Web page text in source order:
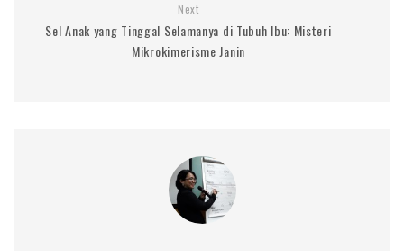
Next
Sel Anak yang Tinggal Selamanya di Tubuh Ibu: Misteri
Mikrokimerisme Janin